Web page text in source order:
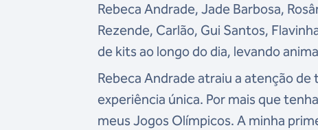
Rebeca Andrade, Jade Barbosa,
Rezende, Carlão, Gui Santos,
de kits ao longo do dia, levando
Rebeca Andrade atraiu a atenção
experiência única. Por mais que
meus Jogos Olímpicos. A minha